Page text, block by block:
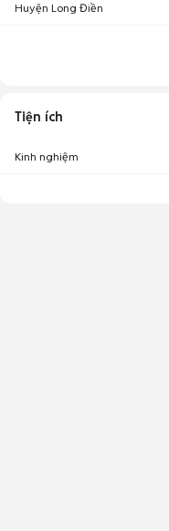
Huyện Long Điền
Tiện ích
Kinh nghiệm